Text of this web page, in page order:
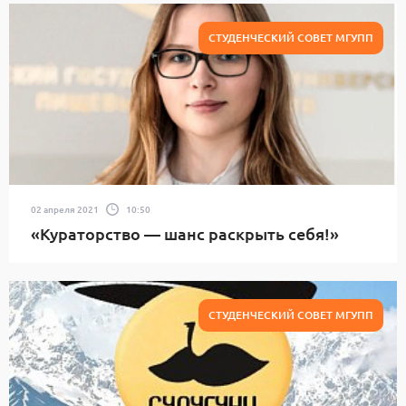
СТУДЕНЧЕСКИЙ СОВЕТ МГУПП
02 апреля 2021 10:50
«Кураторство — шанс раскрыть себя!»
СТУДЕНЧЕСКИЙ СОВЕТ МГУПП